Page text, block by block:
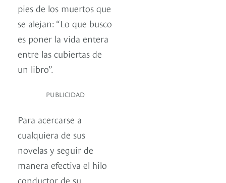
pies de los muertos que
se alejan: “Lo que busco
es poner la vida entera
entre las cubiertas de
un libro”.
PUBLICIDAD
Para acercarse a
cualquiera de sus
novelas y seguir de
manera efectiva el hilo
conductor de su